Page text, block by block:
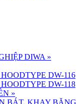
DIWA »
DW-116
DW-118
»
BÁT, KHAY BĂNG